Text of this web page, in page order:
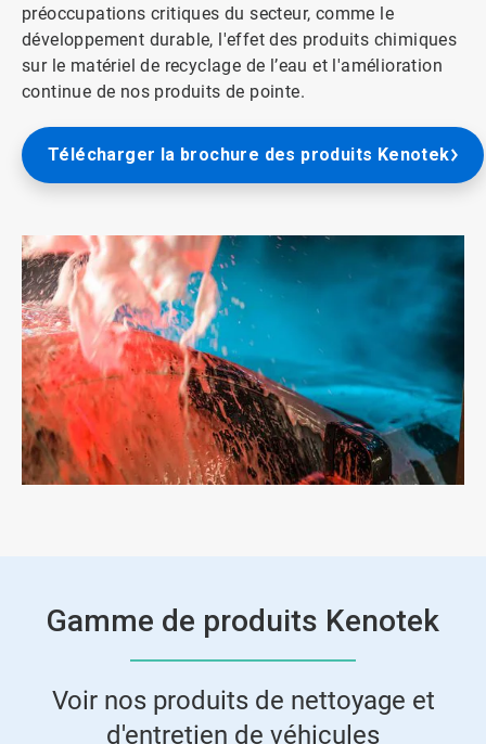
préoccupations critiques du secteur, comme le
développement durable, l'effet des produits chimiques
sur le matériel de recyclage de l’eau et l'amélioration
continue de nos produits de pointe.
Télécharger la brochure des produits Kenotek
Gamme de produits Kenotek
Voir nos produits de nettoyage et
d'entretien de véhicules